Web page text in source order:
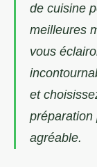
de cuisine
meilleures
vous
et
préparation
agréable.